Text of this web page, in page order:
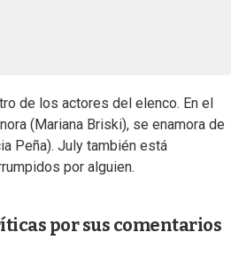
de los actores del elenco. En el
(Mariana Briski), se enamora de
Peña). July también está
por alguien.
por sus comentarios